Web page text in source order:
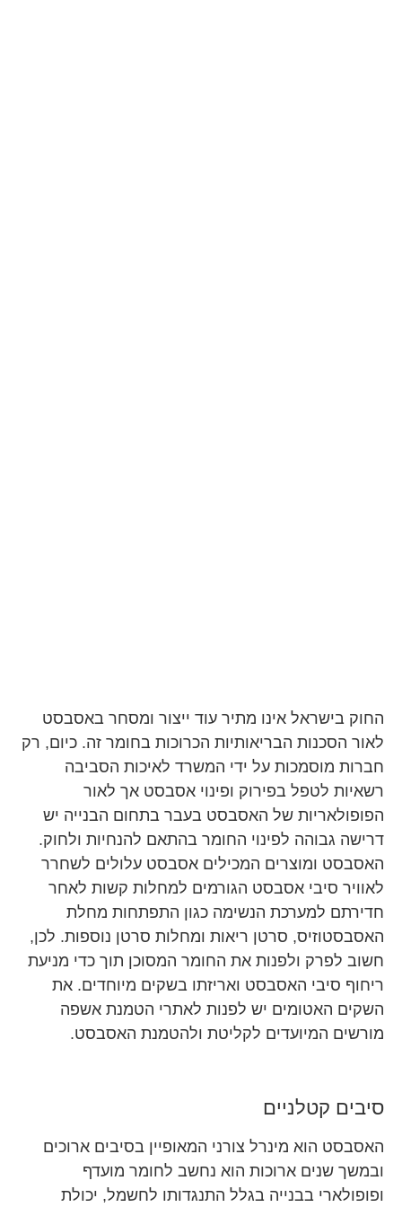
החוק בישראל אינו מתיר עוד ייצור ומסחר באסבסט
לאור הסכנות הבריאותיות הכרוכות בחומר זה. כיום, רק
חברות מוסמכות על ידי המשרד לאיכות הסביבה
רשאיות לטפל בפירוק ופינוי אסבסט אך לאור
הפופולאריות של האסבסט בעבר בתחום הבנייה יש
דרישה גבוהה לפינוי החומר בהתאם להנחיות ולחוק.
האסבסט ומוצרים המכילים אסבסט עלולים לשחרר
לאוויר סיבי אסבסט הגורמים למחלות קשות לאחר
חדירתם למערכת הנשימה כגון התפתחות מחלת
האסבסטוזיס, סרטן ריאות ומחלות סרטן נוספות. לכן,
חשוב לפרק ולפנות את החומר המסוכן תוך כדי מניעת
ריחוף סיבי האסבסט ואריזתו בשקים מיוחדים. את
השקים האטומים יש לפנות לאתרי הטמנת אשפה
מורשים המיועדים לקליטת ולהטמנת האסבסט.
סיבים קטלניים
האסבסט הוא מינרל צורני המאופיין בסיבים ארוכים
ובמשך שנים ארוכות הוא נחשב לחומר מועדף
ופופולארי בבנייה בגלל התנגדותו לחשמל, יכולת